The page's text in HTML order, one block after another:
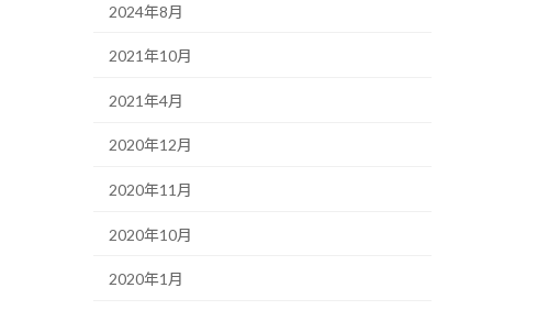
2024年8月
2021年10月
2021年4月
2020年12月
2020年11月
2020年10月
2020年1月